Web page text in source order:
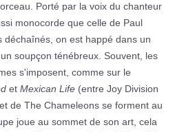
Porté par la voix du chanteur
monocorde que celle de Paul
déchaînés, on est happé dans un
soupçon ténébreux. Souvent, les
s'imposent, comme sur le
et Mexican Life (entre Joy Division
de The Chameleons se forment au
joue au sommet de son art, cela